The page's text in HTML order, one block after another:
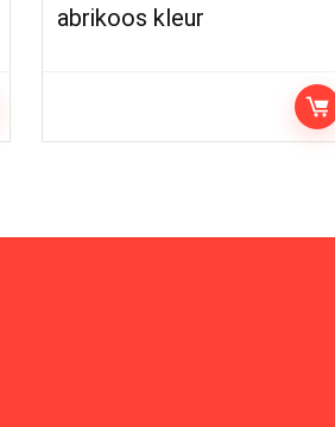
abrikoos kleur